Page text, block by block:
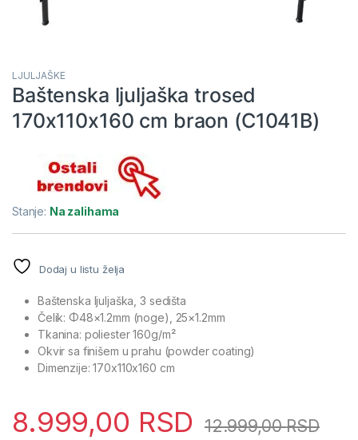
LJULJAŠKE
Baštenska ljuljaška trosed
170x110x160 cm braon (C1041B)
Stanje: Na zalihama
Dodaj u listu želja
Baštenska ljuljaška, 3 sedišta
Čelik: Φ48×1.2mm (noge), 25×1.2mm
Tkanina: poliester 160g/m²
Okvir sa finišem u prahu (powder coating)
Dimenzije: 170x110x160 cm
8.999,00 RSD 12.999,00RSD